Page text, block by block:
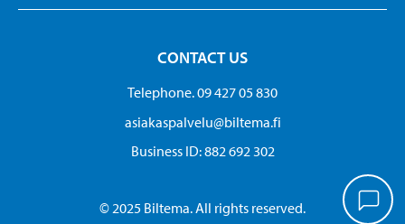
CONTACT US
Telephone. 09 427 05 830
asiakaspalvelu@biltema.fi
Business ID:​ 882 692 302
© 2025 Biltema. All rights reserved.